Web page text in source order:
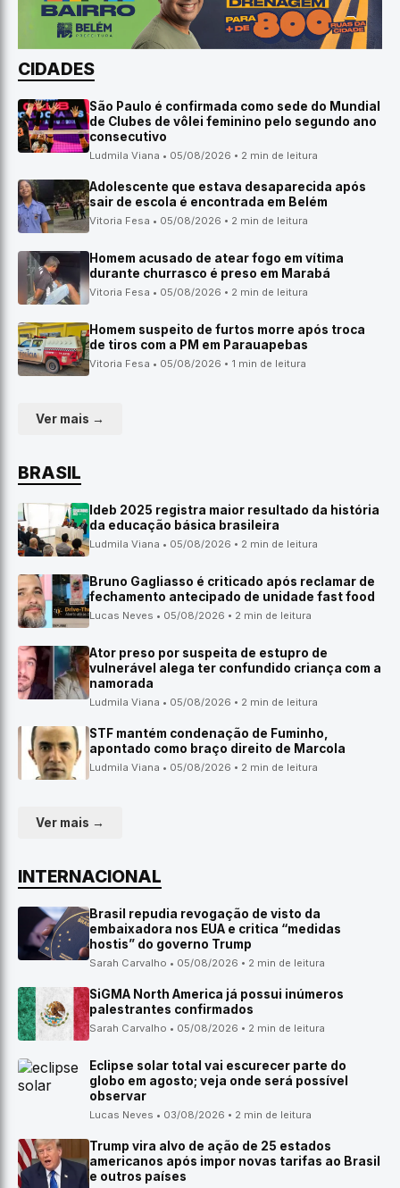
CIDADES
São Paulo é confirmada como sede do Mundial
de Clubes de vôlei feminino pelo segundo ano
consecutivo
Ludmila Viana • 05/08/2026 • 2 min de leitura
Adolescente que estava desaparecida após
sair de escola é encontrada em Belém
Vitoria Fesa • 05/08/2026 • 2 min de leitura
Homem acusado de atear fogo em vítima
durante churrasco é preso em Marabá
Vitoria Fesa • 05/08/2026 • 2 min de leitura
Homem suspeito de furtos morre após troca
de tiros com a PM em Parauapebas
Vitoria Fesa • 05/08/2026 • 1 min de leitura
Ver mais →
BRASIL
Ideb 2025 registra maior resultado da história
da educação básica brasileira
Ludmila Viana • 05/08/2026 • 2 min de leitura
Bruno Gagliasso é criticado após reclamar de
fechamento antecipado de unidade fast food
Lucas Neves • 05/08/2026 • 2 min de leitura
Ator preso por suspeita de estupro de
vulnerável alega ter confundido criança com a
namorada
Ludmila Viana • 05/08/2026 • 2 min de leitura
STF mantém condenação de Fuminho,
apontado como braço direito de Marcola
Ludmila Viana • 05/08/2026 • 2 min de leitura
Ver mais →
INTERNACIONAL
Brasil repudia revogação de visto da
embaixadora nos EUA e critica “medidas
hostis” do governo Trump
Sarah Carvalho • 05/08/2026 • 2 min de leitura
SiGMA North America já possui inúmeros
palestrantes confirmados
Sarah Carvalho • 05/08/2026 • 2 min de leitura
Eclipse solar total vai escurecer parte do
globo em agosto; veja onde será possível
observar
Lucas Neves • 03/08/2026 • 2 min de leitura
Trump vira alvo de ação de 25 estados
americanos após impor novas tarifas ao Brasil
e outros países